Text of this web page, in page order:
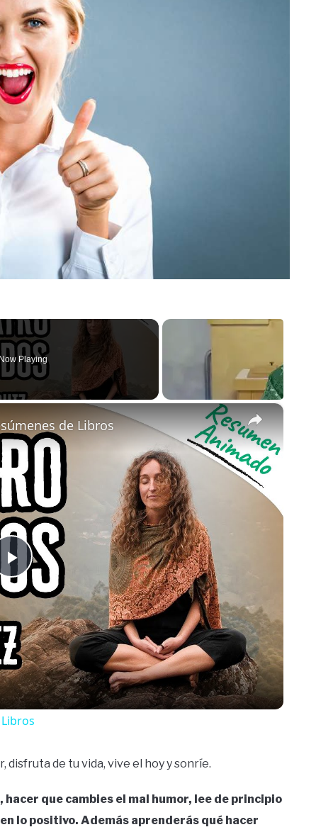
Playing
×
Play
Video
de Libros
disfruta de tu vida, vive el hoy y sonríe.
que cambies el mal humor, lee de principio
lo positivo. Además aprenderás qué hacer